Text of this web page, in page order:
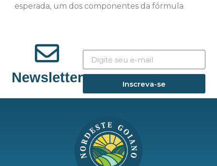
esperada, um dos componentes da fórmula
Newsletter Inscreva-se